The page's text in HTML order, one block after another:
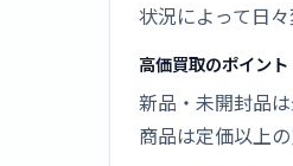
状況によって日
高価買取のポイント
新品・未開封品
商品は定価以上